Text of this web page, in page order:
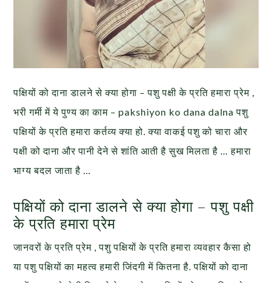
पक्षियों को दाना डालने से क्या होगा – पशु पक्षी के प्रति हमारा प्रेम ,
भरी गर्मी में ये पुण्य का काम – pakshiyon ko dana dalna पशु
पक्षियों के प्रति हमारा कर्तव्य क्या हो. क्या वाकई पशु को चारा और
पक्षी को दाना और पानी देने से शांति आती है सुख मिलता है … हमारा
भाग्य बदल जाता है …
पक्षियों को दाना डालने से क्या होगा – पशु पक्षी
के प्रति हमारा प्रेम
जानवरों के प्रति प्रेम , पशु पक्षियों के प्रति हमारा व्यवहार कैसा हो
या पशु पक्षियों का महत्व हमारी जिंदगी में कितना है. पक्षियों को दाना